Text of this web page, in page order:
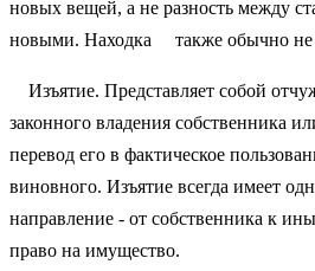
новых вещей, а не разность между
новыми. Находка также обычно не
Изъятие. Представляет собой
законного владения собственника
перевод его в фактическое
виновного. Изъятие всегда имеет
направление - от собственника к
право на имущество.